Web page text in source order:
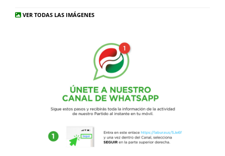
VER TODAS LAS IMÁGENES